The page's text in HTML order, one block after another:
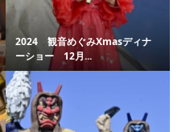
2024 観音めぐみXmasディナ
ーショー 12月...